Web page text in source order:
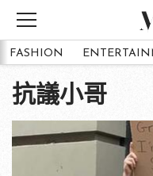
FASHION
抗議小哥